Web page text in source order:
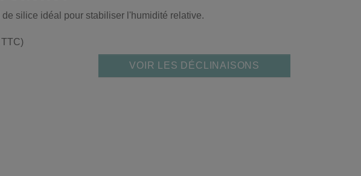
de silice idéal pour stabiliser l'humidité relative.
VOIR LES DÉCLINAISONS